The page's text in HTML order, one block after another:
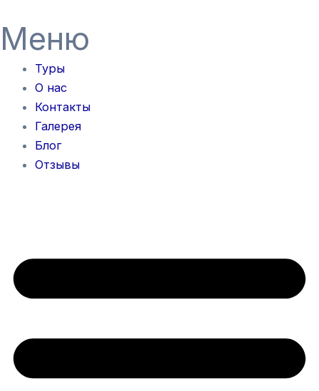
к
содержимому
Меню
Туры
О нас
Контакты
Галерея
Блог
Отзывы
по
записям